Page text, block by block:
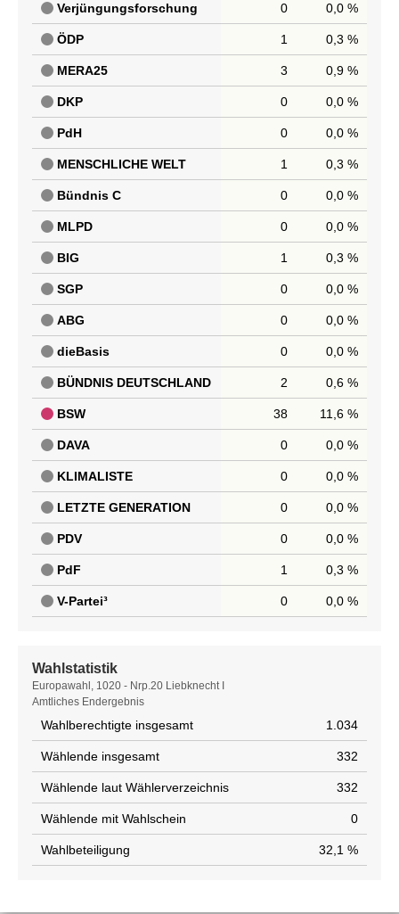
Verjüngungsforschung 0 0,0 %
ÖDP 1 0,3 %
MERA25 3 0,9 %
DKP 0 0,0 %
PdH 0 0,0 %
MENSCHLICHE WELT 1 0,3 %
Bündnis C 0 0,0 %
MLPD 0 0,0 %
BIG 1 0,3 %
SGP 0 0,0 %
ABG 0 0,0 %
dieBasis 0 0,0 %
BÜNDNIS DEUTSCHLAND 2 0,6 %
BSW 38 11,6 %
DAVA 0 0,0 %
KLIMALISTE 0 0,0 %
LETZTE GENERATION 0 0,0 %
PDV 0 0,0 %
PdF 1 0,3 %
V-Partei³ 0 0,0 %
Wahlstatistik
Wahlstatistik
Europawahl, 1020 - Nrp.20 Liebknecht I
Amtliches Endergebnis
Wahlberechtigte insgesamt 1.034
Wählende insgesamt 332
Wählende laut Wählerverzeichnis 332
Wählende mit Wahlschein 0
Wahlbeteiligung 32,1 %